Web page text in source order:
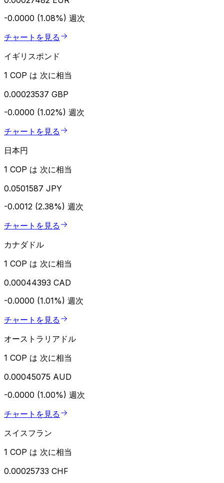
-0.0000 (1.08%) 週次
チャートを見る
イギリスポンド
1 COP は 次に相当
0.00023537 GBP
-0.0000 (1.02%) 週次
チャートを見る
日本円
1 COP は 次に相当
0.0501587 JPY
-0.0012 (2.38%) 週次
チャートを見る
カナダドル
1 COP は 次に相当
0.00044393 CAD
-0.0000 (1.01%) 週次
チャートを見る
オーストラリアドル
1 COP は 次に相当
0.00045075 AUD
-0.0000 (1.00%) 週次
チャートを見る
スイスフラン
1 COP は 次に相当
0.00025733 CHF